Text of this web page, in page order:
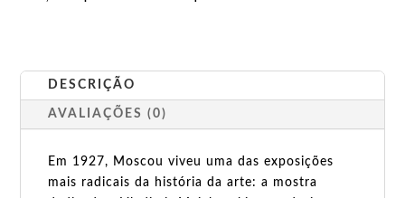
DESCRIÇÃO
AVALIAÇÕES (0)
Em 1927, Moscou viveu uma das exposições
mais radicais da história da arte: a mostra